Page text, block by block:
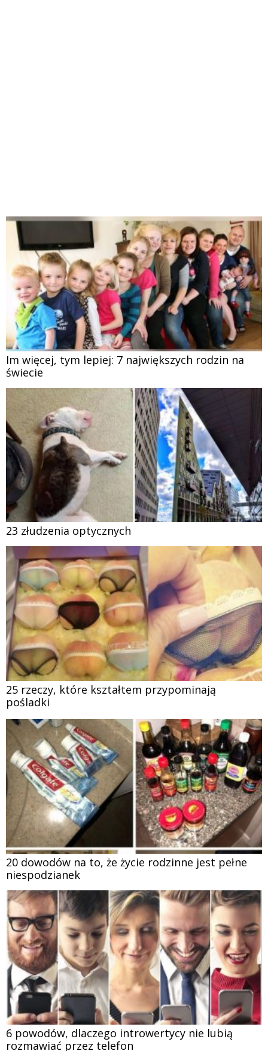
Im więcej, tym lepiej: 7 największych rodzin na
świecie
23 złudzenia optycznych
25 rzeczy, które kształtem przypominają
pośladki
20 dowodów na to, że życie rodzinne jest pełne
niespodzianek
6 powodów, dlaczego introwertycy nie lubią
rozmawiać przez telefon